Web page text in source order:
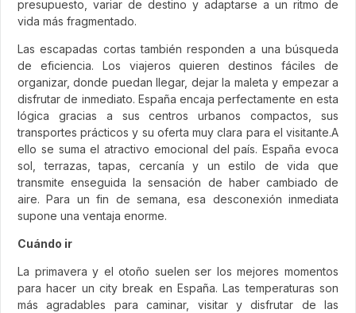
presupuesto, variar de destino y adaptarse a un ritmo de
vida más fragmentado.
Las escapadas cortas también responden a una búsqueda
de eficiencia. Los viajeros quieren destinos fáciles de
organizar, donde puedan llegar, dejar la maleta y empezar a
disfrutar de inmediato. España encaja perfectamente en esta
lógica gracias a sus centros urbanos compactos, sus
transportes prácticos y su oferta muy clara para el visitante.A
ello se suma el atractivo emocional del país. España evoca
sol, terrazas, tapas, cercanía y un estilo de vida que
transmite enseguida la sensación de haber cambiado de
aire. Para un fin de semana, esa desconexión inmediata
supone una ventaja enorme.
Cuándo ir
La primavera y el otoño suelen ser los mejores momentos
para hacer un city break en España. Las temperaturas son
más agradables para caminar, visitar y disfrutar de las